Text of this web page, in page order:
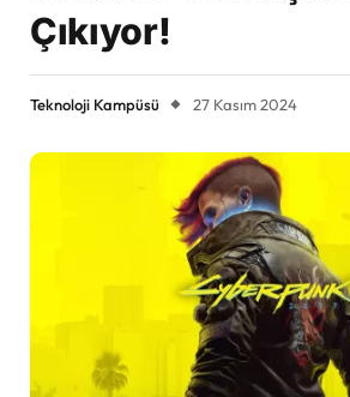
Çıkıyor!
Teknoloji Kampüsü 27 Kasım 2024